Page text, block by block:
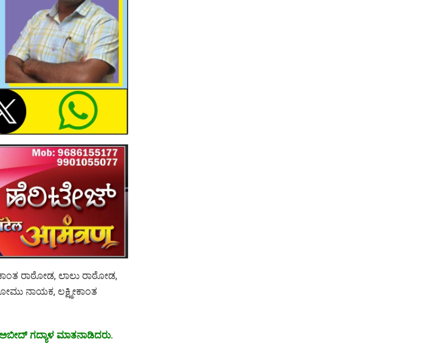
ರಾಠೋಡ, ಲಾಲು ರಾಠೋಡ,
ನಾಯಕ, ಲಕ್ಷ್ಮೀಕಾಂತ
ಗದ್ಯಾಳ ಮಾತನಾಡಿದರು.